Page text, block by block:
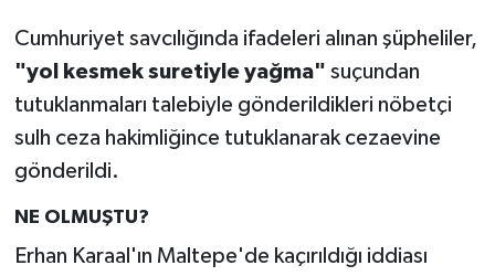
Cumhuriyet savcılığında ifadeleri alınan şüpheliler,
"yol kesmek suretiyle yağma" suçundan
tutuklanmaları talebiyle gönderildikleri nöbetçi
sulh ceza hakimliğince tutuklanarak cezaevine
gönderildi.
NE OLMUŞTU?
Erhan Karaal'ın Maltepe'de kaçırıldığı iddiası